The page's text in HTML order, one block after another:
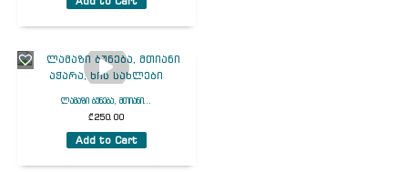
ლამაზი ბუნება, მთიანი...
₾250.00
Add to Cart